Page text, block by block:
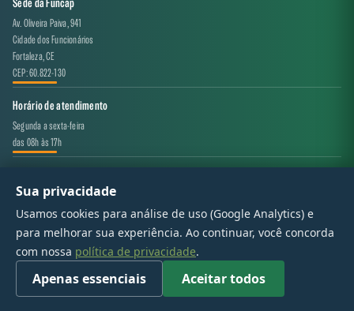
Sede da Funcap
Av. Oliveira Paiva, 941
Cidade dos Funcionários
Fortaleza, CE
CEP: 60.822-130
Horário de atendimento
Segunda a sexta-feira
das 08h às 17h
projeto.avaliacao@funcap.ce.gov.br
© 2017 - 2026 — Governo do Estado do Ceará | Todos os direitos reservados
Sua privacidade
Usamos cookies para análise de uso (Google Analytics) e
para melhorar sua experiência. Ao continuar, você concorda
com nossa política de privacidade.
Apenas essenciais Aceitar todos